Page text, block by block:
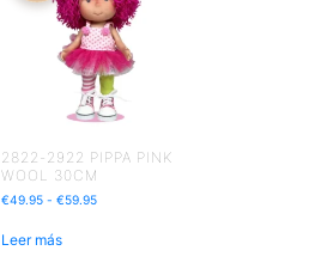
2822-2922 PIPPA PINK
WOOL 30CM
€49.95 - €59.95
Leer más